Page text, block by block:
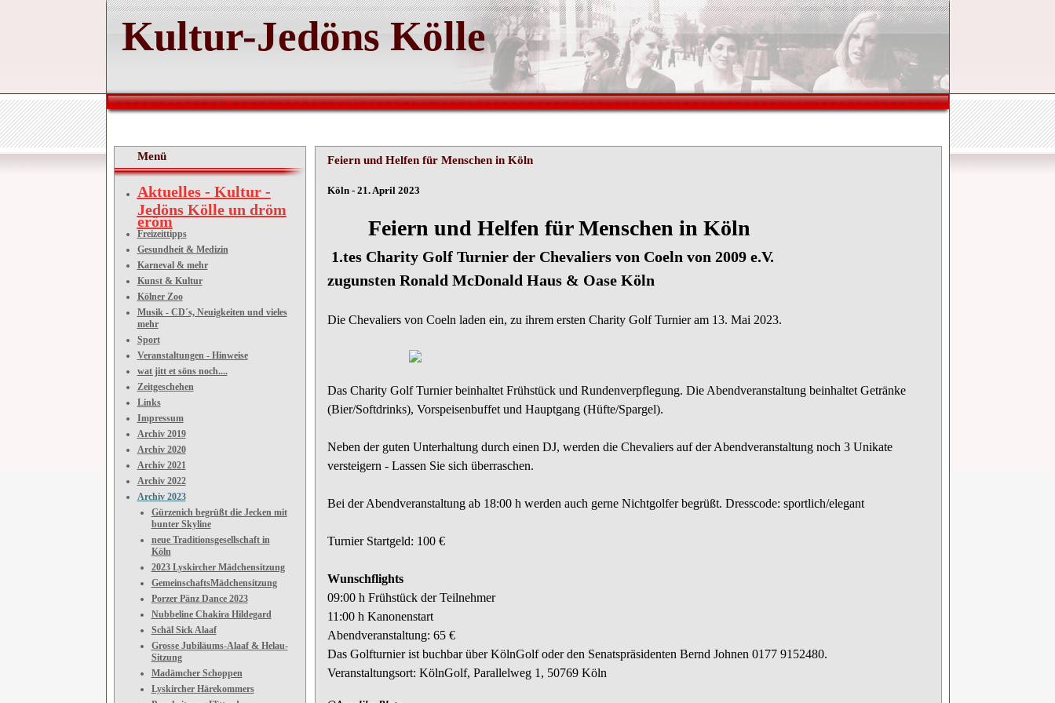
Kultur-Jedöns Kölle
Menü
Aktuelles - Kultur -
Jedöns Kölle un dröm
eröm
Freizeittipps
Gesundheit & Medizin
Karneval & mehr
Kunst & Kultur
Kölner Zoo
Musik - CD´s, Neuigkeiten und vieles
mehr
Sport
Veranstaltungen - Hinweise
wat jitt et söns noch....
Zeitgeschehen
Links
Impressum
Archiv 2019
Archiv 2020
Archiv 2021
Archiv 2022
Archiv 2023
Gürzenich begrüßt die Jecken mit
bunter Skyline
neue Traditionsgesellschaft in
Köln
2023 Lyskircher Mädchensitzung
GemeinschaftsMädchensitzung
Porzer Pänz Dance 2023
Nubbeline Chakira Hildegard
Schäl Sick Alaaf
Grosse Jubiläums-Alaaf & Helau-
Sitzung
Madämcher Schoppen
Lyskircher Härekommers
Feiern und Helfen für Menschen in Köln
Köln - 21. April 2023
Feiern und Helfen für Menschen in Köln
1.tes Charity Golf Turnier der Chevaliers von Coeln von 2009 e.V.
zugunsten Ronald McDonald Haus & Oase Köln
Die Chevaliers von Coeln laden ein, zu ihrem ersten Charity Golf Turnier am 13. Mai 2023.
Das Charity Golf Turnier beinhaltet Frühstück und Rundenverpflegung. Die Abendveranstaltung beinhaltet Getränke
(Bier/Softdrinks), Vorspeisenbuffet und Hauptgang (Hüfte/Spargel).
Neben der guten Unterhaltung durch einen DJ, werden die Chevaliers auf der Abendveranstaltung noch 3 Unikate
versteigern - Lassen Sie sich überraschen.
Bei der Abendveranstaltung ab 18:00 h werden auch gerne Nichtgolfer begrüßt. Dresscode: sportlich/elegant
Turnier Startgeld: 100 €
Wunschflights
09:00 h Frühstück der Teilnehmer
11:00 h Kanonenstart
Abendveranstaltung: 65 €
Das Golfturnier ist buchbar über KölnGolf oder den Senatspräsidenten Bernd Johnen 0177 9152480.
Veranstaltungsort: KölnGolf, Parallelweg 1, 50769 Köln